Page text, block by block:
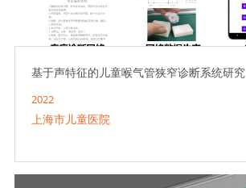
基于声特征的儿童喉气管狭窄诊断系统研究
2022
上海市儿童医院